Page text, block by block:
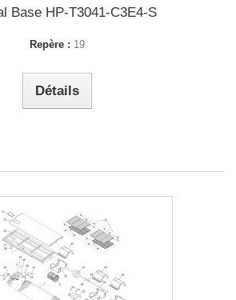
Base HP-T3041-C3E4-S
Repère : 19
Détails